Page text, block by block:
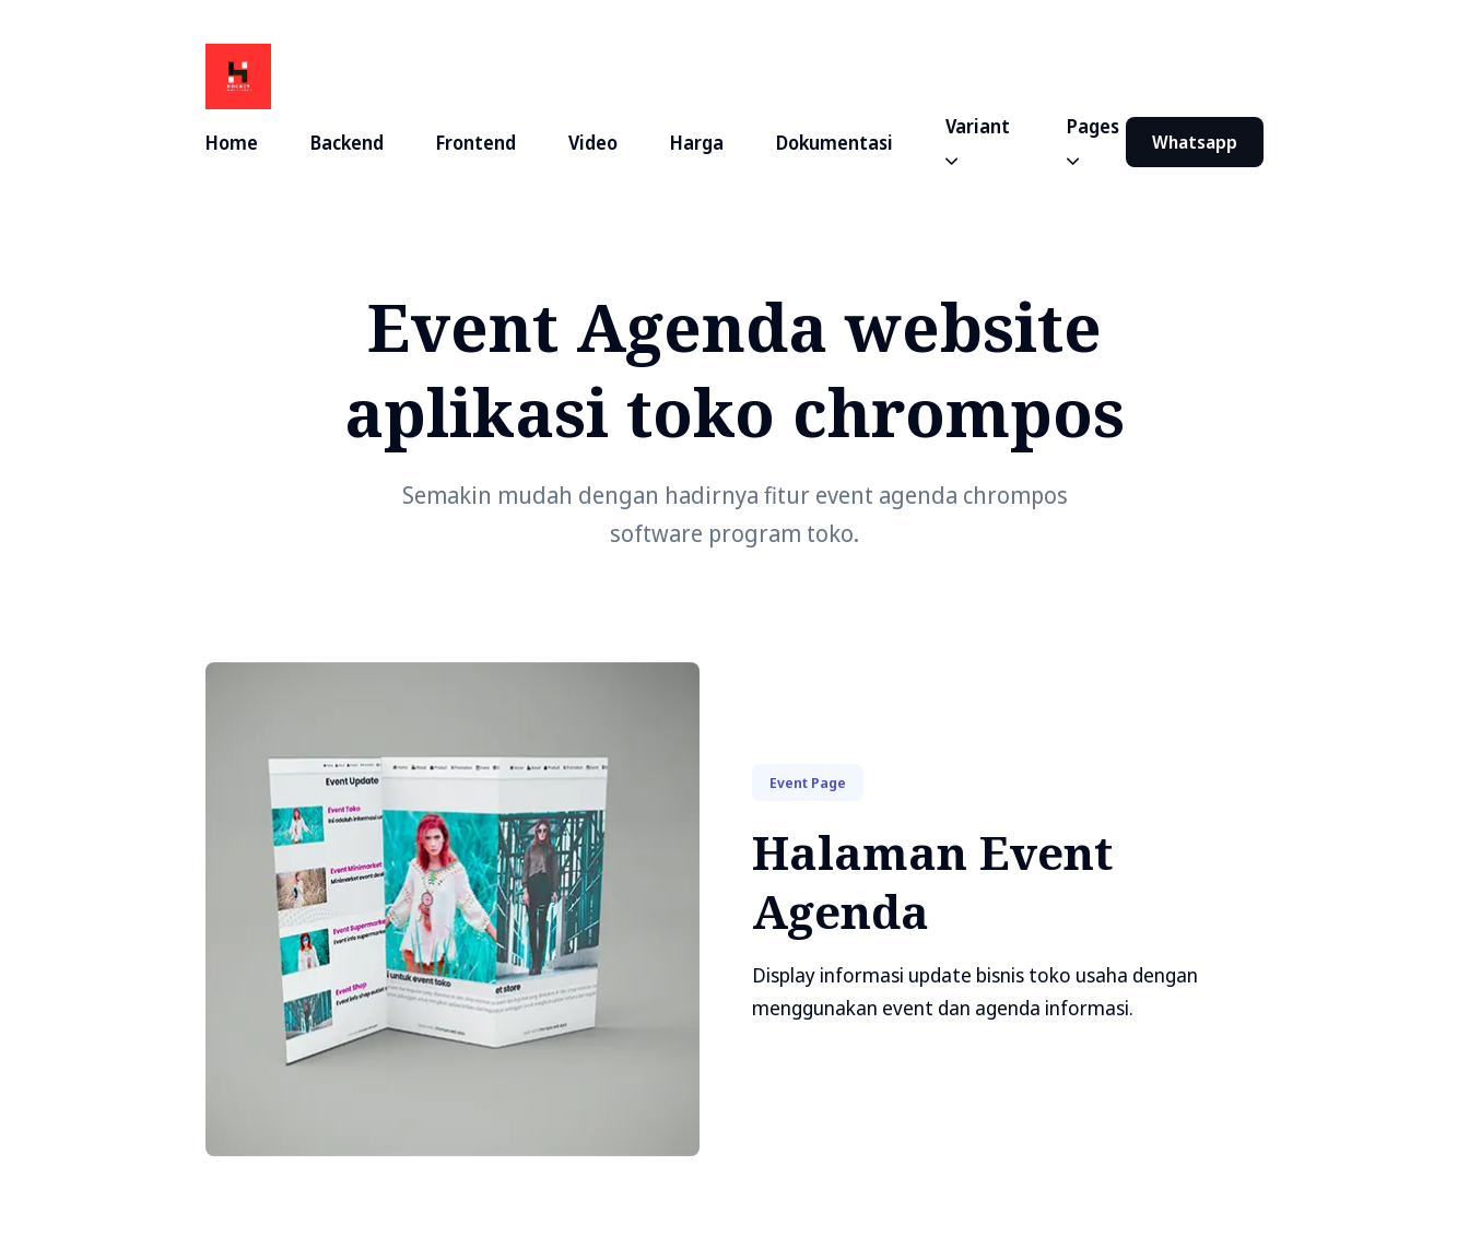
Home Backend Frontend Video Harga Dokumentasi
Variant Pages
Whatsapp
Event Agenda website
aplikasi toko chrompos
Semakin mudah dengan hadirnya fitur event agenda chrompos
software program toko.
Event Page
Halaman Event
Agenda
Display informasi update bisnis toko usaha dengan
menggunakan event dan agenda informasi.